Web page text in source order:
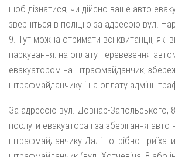
щоб дізнатися, чи дійсно ваше авто
зверніться в поліцію за адресою вул.
9. Тут можна отримати всі квитанції, які
паркування: на оплату перевезення
евакуатором на штрафмайданчик,
штрафмайданчику і на оплату
За адресою вул. Довнар-Запольського,
послуги евакуатора і за зберігання авто
штрафмайданчику.Далі потрібно